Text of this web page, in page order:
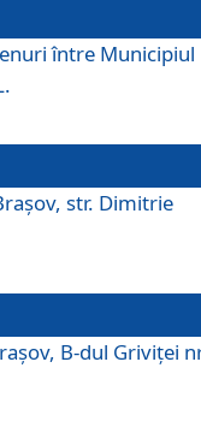
între Municipiul
str. Dimitrie
B-dul Griviţei